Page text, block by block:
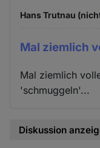
Hans Trutnau
Mal ziemlich
Mal ziemlich
'schmuggeln'...
Diskussion